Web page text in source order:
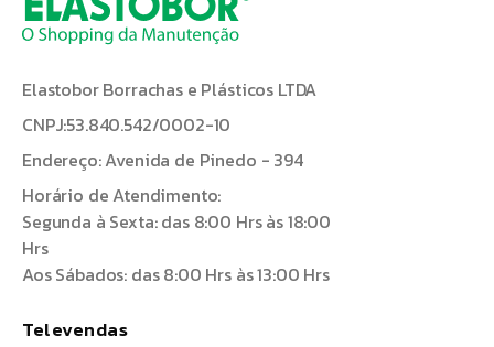
Elastobor Borrachas e Plásticos LTDA
CNPJ:53.840.542/0002-10
Endereço: Avenida de Pinedo - 394
Horário de Atendimento:
Segunda à Sexta: das 8:00 Hrs às 18:00
Hrs
Aos Sábados: das 8:00 Hrs às 13:00 Hrs
Televendas